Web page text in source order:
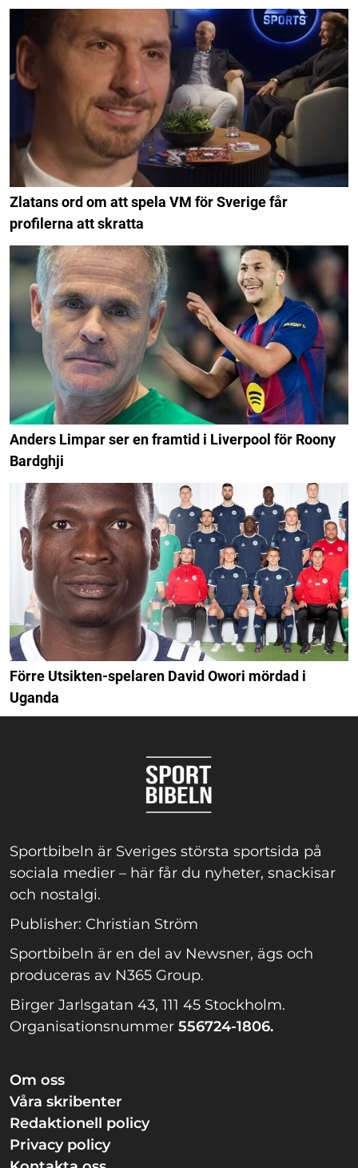
Zlatans ord om att spela VM för Sverige får
profilerna att skratta
Anders Limpar ser en framtid i Liverpool för Roony
Bardghji
Förre Utsikten-spelaren David Owori mördad i
Uganda
Sportbibeln är Sveriges största sportsida på
sociala medier – här får du nyheter, snackisar
och nostalgi.
Publisher: Christian Ström
Sportbibeln är en del av Newsner, ägs och
produceras av N365 Group.
Birger Jarlsgatan 43, 111 45 Stockholm.
Organisationsnummer 556724-1806.
Om oss
Våra skribenter
Redaktionell policy
Privacy policy